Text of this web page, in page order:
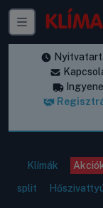
Klímák
split